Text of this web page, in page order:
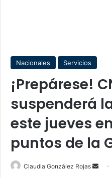
Nacionales Servicios
¡Prepárese!
suspenderá
este jueves
puntos de la
Claudia González Rojas
Send